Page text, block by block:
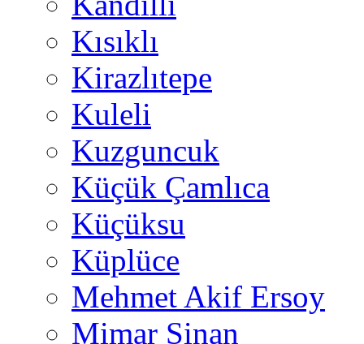
Kısıklı
Kirazlıtepe
Kuleli
Kuzguncuk
Küçük Çamlıca
Küçüksu
Küplüce
Mehmet Akif Ersoy
Mimar Sinan